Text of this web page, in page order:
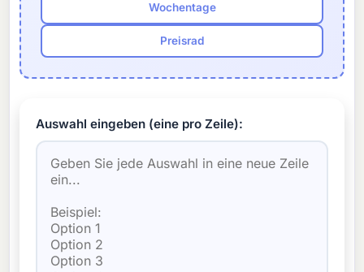
Wochentage
Preisrad
Auswahl eingeben (eine pro Zeile):